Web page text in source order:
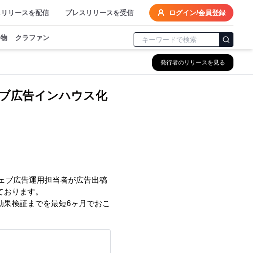
リースを配信 プレスリリースを受信 ログイン/会員登録
クラファン
発行者のリリースを見る
広告インハウス化
ブ広告運用担当者が広告出稿
ります。
検証までを最短6ヶ月でおこ